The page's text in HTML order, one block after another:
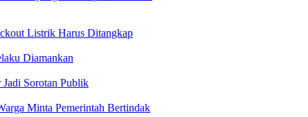
Listrik Harus Ditangkap
Diamankan
Sorotan Publik
Minta Pemerintah Bertindak